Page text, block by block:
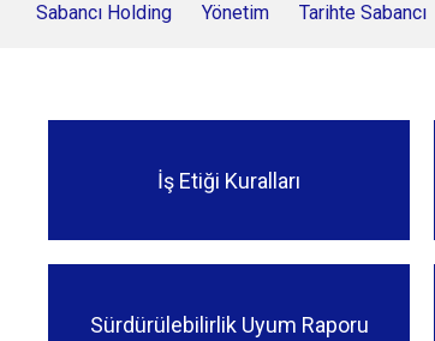
Sabancı Holding Yönetim Tarihte Sabancı
İş Etiği Kuralları
Sürdürülebilirlik Uyum Raporu